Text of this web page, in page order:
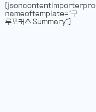
[jsoncontentimporterpro
nameoftemplate="구
루포커스 Summary"]